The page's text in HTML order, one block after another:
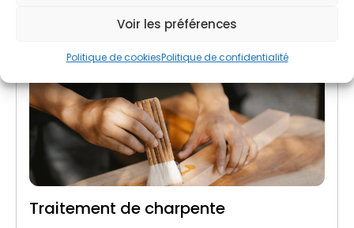
Voir les préférences
Politique de cookiesPolitique de confidentialité
Traitement de charpente